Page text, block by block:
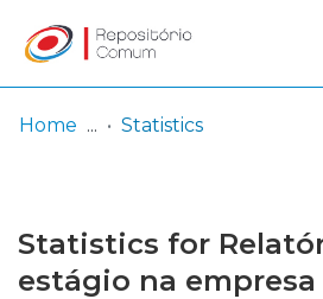
Browse repository
Log
In
(current)
Home Statistics
Statistics for
estágio na empresa